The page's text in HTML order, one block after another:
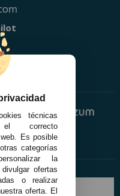
técnicas
correcto
Es posible
categorías
la
ofertas
o realizar
oferta. El